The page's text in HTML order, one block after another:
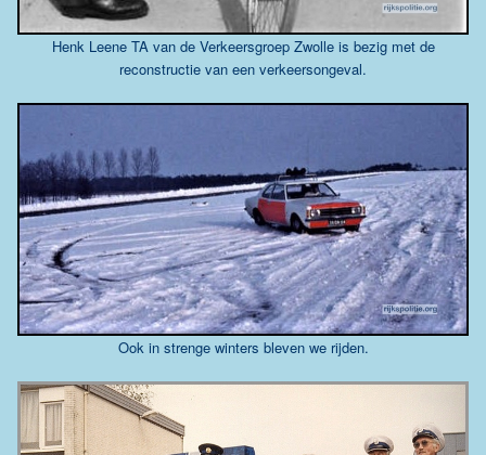
Henk Leene TA van de Verkeersgroep Zwolle is bezig met de
reconstructie van een verkeersongeval.
Ook in strenge winters bleven we rijden.